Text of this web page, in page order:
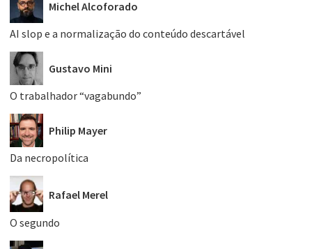
Michel Alcoforado
AI slop e a normalização do conteúdo descartável
Gustavo Mini
O trabalhador “vagabundo”
Philip Mayer
Da necropolítica
Rafael Merel
O segundo